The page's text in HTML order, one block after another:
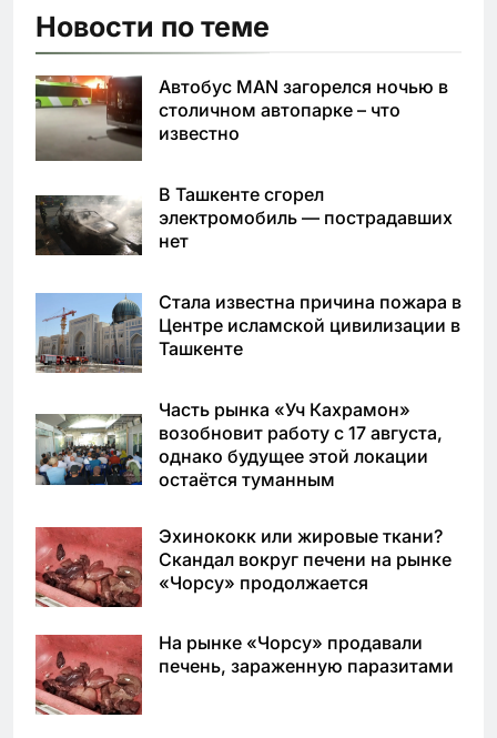
Новости по теме
Автобус MAN загорелся ночью в
столичном автопарке – что
известно
В Ташкенте сгорел
электромобиль — пострадавших
нет
Стала известна причина пожара в
Центре исламской цивилизации в
Ташкенте
Часть рынка «Уч Кахрамон»
возобновит работу с 17 августа,
однако будущее этой локации
остаётся туманным
Эхинококк или жировые ткани?
Скандал вокруг печени на рынке
«Чорсу» продолжается
На рынке «Чорсу» продавали
печень, зараженную паразитами